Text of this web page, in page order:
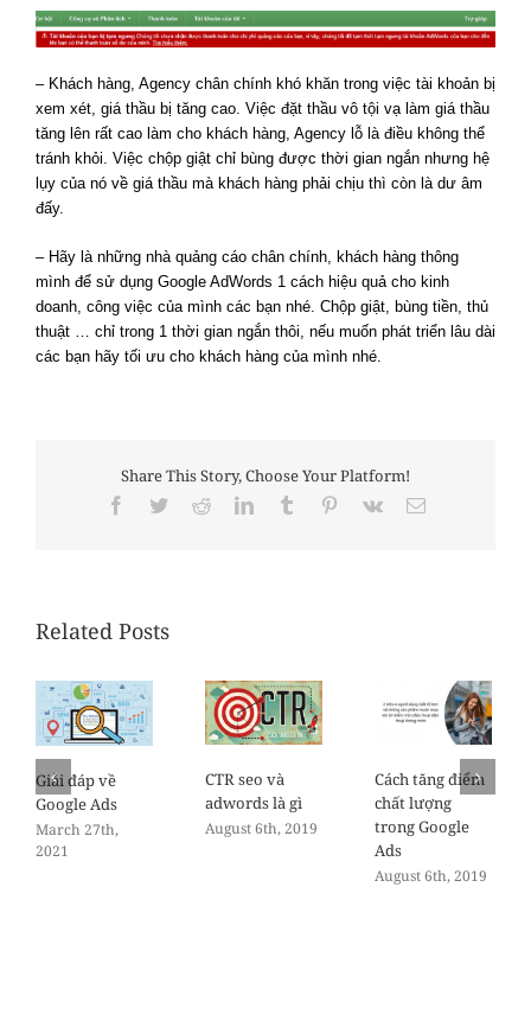
– Khách hàng, Agency chân chính khó khăn trong việc tài khoản bị
xem xét, giá thầu bị tăng cao. Việc đặt thầu vô tội vạ làm giá thầu
tăng lên rất cao làm cho khách hàng, Agency lỗ là điều không thể
tránh khỏi. Việc chộp giật chỉ bùng được thời gian ngắn nhưng hệ
lụy của nó về giá thầu mà khách hàng phải chịu thì còn là dư âm
đấy.
– Hãy là những nhà quảng cáo chân chính, khách hàng thông
mình để sử dụng Google AdWords 1 cách hiệu quả cho kinh
doanh, công việc của mình các bạn nhé. Chộp giật, bùng tiền, thủ
thuật … chỉ trong 1 thời gian ngắn thôi, nếu muốn phát triển lâu dài
các bạn hãy tối ưu cho khách hàng của mình nhé.
Share This Story, Choose Your Platform!
Facebook
TwitterRedditLinkedInTumblr Pinterest
Vk Email
Related Posts
Giải đáp về
Google Ads
March 27th,
2021
CTR seo và
adwords là gì
August 6th, 2019
Cách tăng điểm
chất lượng
trong Google
Ads
August 6th, 2019